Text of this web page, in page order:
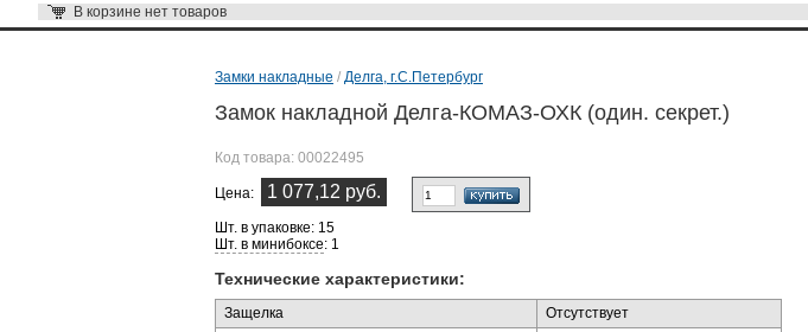
В корзине нет товаров
Замки накладные / Делга, г.С.Петербург
Замок накладной Делга-КОМАЗ-ОХК (один. секрет.)
Код товара: 00022495
Цена: 1 077,12 руб.
Шт. в упаковке: 15
Шт. в минибоксе: 1
Технические характеристики:
Защелка
Отсутствует